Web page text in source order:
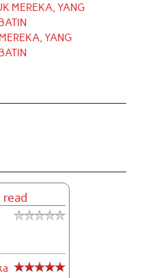
MEREKA, YANG
YANG